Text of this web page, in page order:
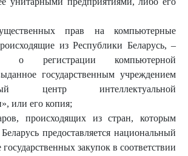
прав на компьютерные
из Республики Беларусь, –
о регистрации компьютерной
государственным учреждением
центр интеллектуальной
или его копия;
происходящих из стран, которым
предоставляется национальный
закупок в соответствии